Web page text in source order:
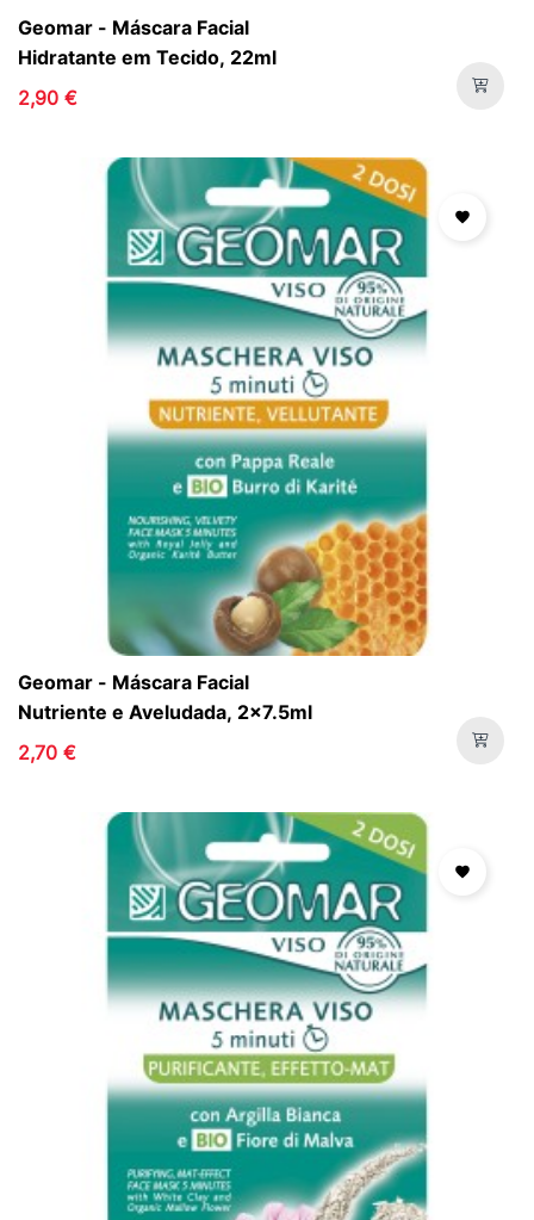
Geomar - Máscara Facial
Hidratante em Tecido, 22ml
2,90 €

Geomar - Máscara Facial
Nutriente e Aveludada, 2x7.5ml
2,70 €
